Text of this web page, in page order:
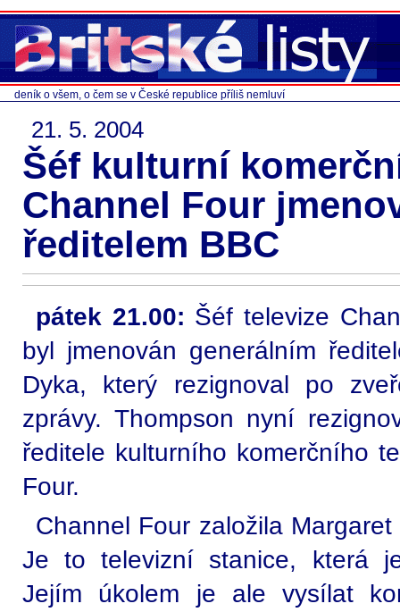
deník o všem, o čem se v České republice příliš nemluví
21. 5. 2004
Šéf kulturní
Channel Four
ředitelem BBC
pátek 21.00: Šéf televize
byl jmenován generálním
Dyka, který rezignoval po
zprávy. Thompson nyní
ředitele kulturního komerčního
Four.
Channel Four založila
Je to televizní stanice, která
Jejím úkolem je ale vysílat